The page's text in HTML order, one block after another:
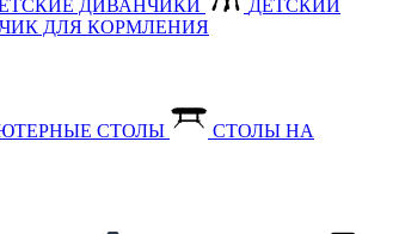
ДИВАНЧИКИ
ДЕТСКИЙ
ДЛЯ КОРМЛЕНИЯ
СТОЛЫ
СТОЛЫ НА